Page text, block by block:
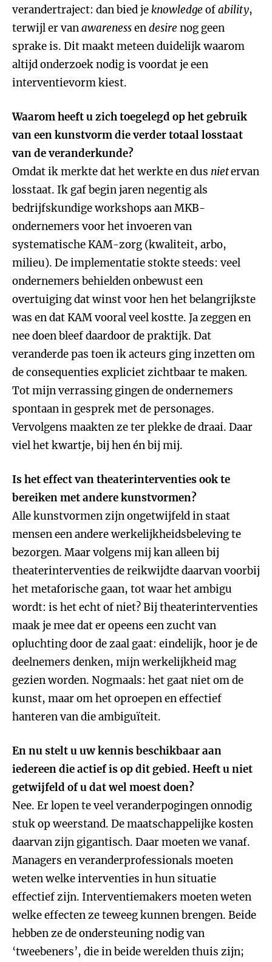
verandertraject: dan bied jeknowledge ofability,
terwijl er vanawarenessendesire nog geen
sprake is. Dit maakt meteen duidelijk waarom
altijd onderzoek nodig is voordat je een
interventievorm kiest.
Waarom heeft u zich toegelegd op het gebruik
van een kunstvorm die verder totaal losstaat
van de veranderkunde?
Omdat ik merkte dat het werkte en dus nietervan
losstaat. Ik gaf begin jaren negentig als
bedrijfskundige workshops aan MKB-
ondernemers voor het invoeren van
systematische KAM-zorg (kwaliteit, arbo,
milieu). De implementatie stokte steeds: veel
ondernemers behielden onbewust een
overtuiging dat winst voor hen het belangrijkste
was en dat KAM vooral veel kostte. Ja zeggen en
nee doen bleef daardoor de praktijk. Dat
veranderde pas toen ik acteurs ging inzetten om
de consequenties expliciet zichtbaar te maken.
Tot mijn verrassing gingen de ondernemers
spontaan in gesprek met de personages.
Vervolgens maakten ze ter plekke de draai. Daar
viel het kwartje, bij hen én bij mij.
Is het effect van theaterinterventies ook te
bereiken met andere kunstvormen?
Alle kunstvormen zijn ongetwijfeld in staat
mensen een andere werkelijkheidsbeleving te
bezorgen. Maar volgens mij kan alleen bij
theaterinterventies de reikwijdte daarvan voorbij
het metaforische gaan, tot waar het ambigu
wordt: is het echt of niet? Bij theaterinterventies
maak je mee dat er opeens een zucht van
opluchting door de zaal gaat: eindelijk, hoor je de
deelnemers denken, mijn werkelijkheid mag
gezien worden. Nogmaals: het gaat niet om de
kunst, maar om het oproepen en effectief
hanteren van die ambiguïteit.
En nu stelt u uw kennis beschikbaar aan
iedereen die actief is op dit gebied. Heeft u niet
getwijfeld of u dat wel moest doen?
Nee. Er lopen te veel veranderpogingen onnodig
stuk op weerstand. De maatschappelijke kosten
daarvan zijn gigantisch. Daar moeten we vanaf.
Managers en veranderprofessionals moeten
weten welke interventies in hun situatie
effectief zijn. Interventiemakers moeten weten
welke effecten ze teweeg kunnen brengen. Beide
hebben ze de ondersteuning nodig van
‘tweebeners’, die in beide werelden thuis zijn;